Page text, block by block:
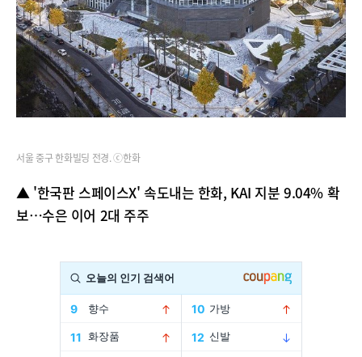
서울 중구 한화빌딩 전경. ⓒ한화
▲ '한국판 스페이스X' 속도내는 한화, KAI 지분 9.04% 확
보…수은 이어 2대 주주